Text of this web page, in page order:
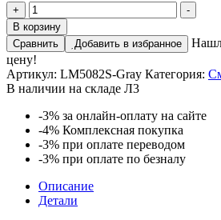
+
Количество
товара
Expert
Смеситель
для
кухни,
гиб.излив
203мм,
р/
ОД,
матовый/
серый,
LM,
LM5082S-
Gray
-
В корзину
Сравнить
Добавить в избранное
цену!
Артикул: LM5082S-Gray Категория:
В наличии на складе Л3
-3% за онлайн-оплату на сайте
-4% Комплексная покупка
-3% при оплате переводом
-3% при оплате по безналу
Описание
Детали